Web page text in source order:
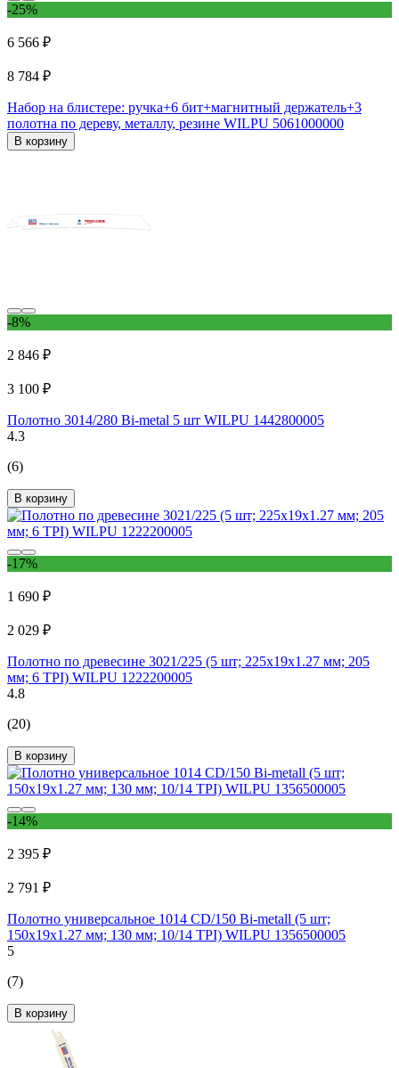
-25%
6 566 ₽
8 784 ₽
Набор на блистере: ручка+6 бит+магнитный держатель+3
полотна по дереву, металлу, резине WILPU 5061000000
В корзину
-8%
2 846 ₽
3 100 ₽
Полотно 3014/280 Bi-metal 5 шт WILPU 1442800005
4.3
(6)
В корзину
-17%
1 690 ₽
2 029 ₽
Полотно по древесине 3021/225 (5 шт; 225х19х1.27 мм; 205
мм; 6 TPI) WILPU 1222200005
4.8
(20)
В корзину
-14%
2 395 ₽
2 791 ₽
Полотно универсальное 1014 CD/150 Bi-metall (5 шт;
150х19х1.27 мм; 130 мм; 10/14 TPI) WILPU 1356500005
5
(7)
В корзину